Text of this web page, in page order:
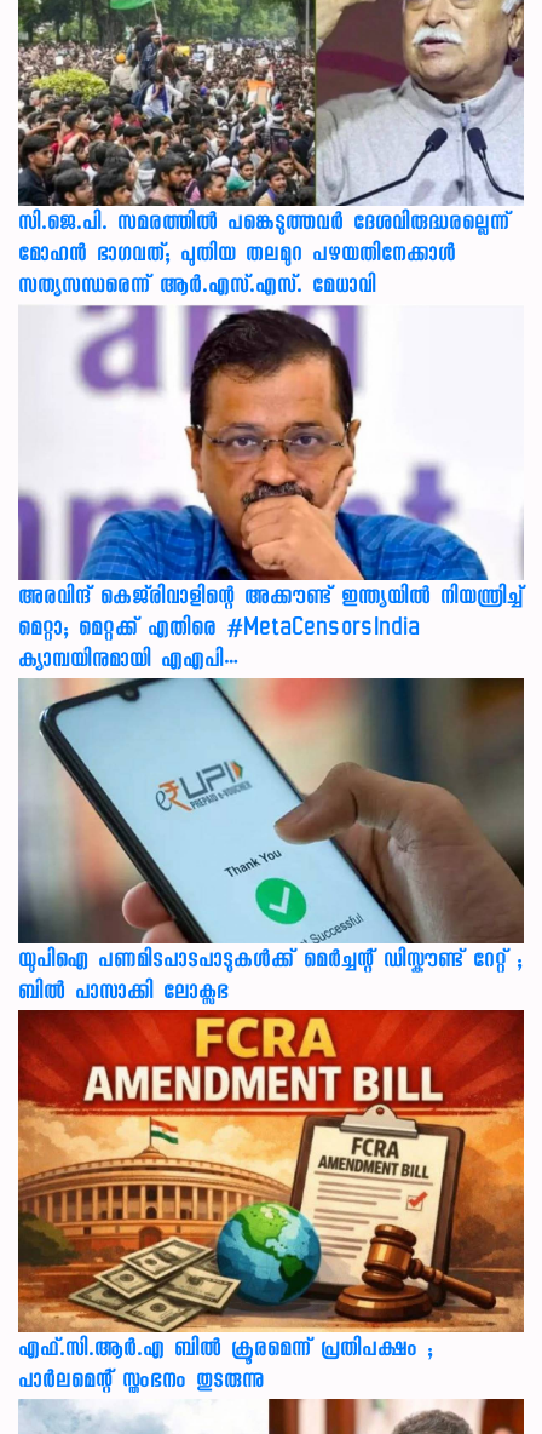
സി.ജെ.പി. സമരത്തിൽ പങ്കെടുത്തവർ ദേശവിരുദ്ധരല്ലെന്ന്
മോഹൻ ഭാഗവത്; പുതിയ തലമുറ പഴയതിനേക്കാൾ
സത്യസന്ധരെന്ന് ആർ.എസ്.എസ്. മേധാവി
അരവിന്ദ് കെജ്‌രിവാളിന്റെ അക്കൗണ്ട് ഇന്ത്യയിൽ നിയന്ത്രിച്ച്
മെറ്റാ; മെറ്റക്ക് എതിരെ #MetaCensorsIndia
ക്യാമ്പയിനുമായി എഎപി…
യുപിഐ പണമിടപാടപാടുകൾക്ക് മെർച്ചന്റ് ഡിസ്കൗണ്ട് റേറ്റ് ;
ബിൽ പാസാക്കി ലോക്സഭ
എഫ്.സി.ആർ.എ ബിൽ ക്രൂരമെന്ന് പ്രതിപക്ഷം ;
പാർലമെന്റ് സ്തംഭനം തുടരുന്നു